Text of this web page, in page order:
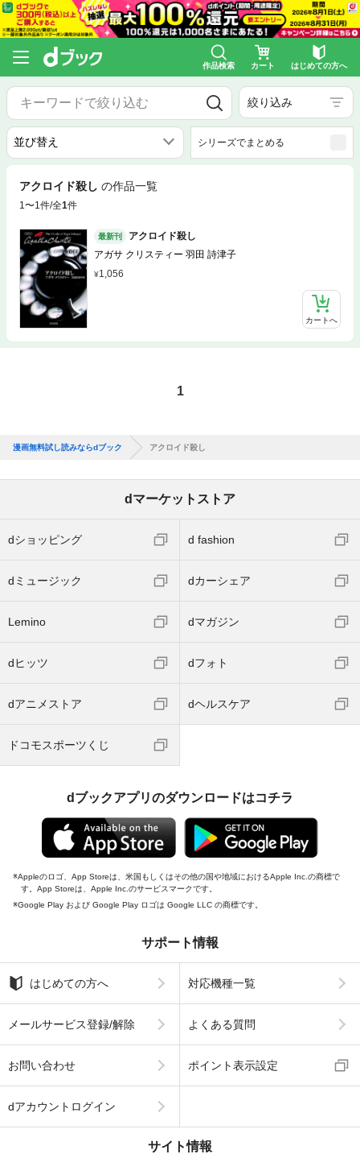
作品検索 カート はじめての方へ
絞り込み
シリーズでまとめる
アクロイド殺し の作品一覧
1〜1件/全1件
最新刊
アクロイド殺し
アガサ クリスティー 羽田 詩津子
1,056
カートへ
1
漫画無料試し読みならdブック アクロイド殺し
dマーケットストア
dショッピング d fashion
dミュージック dカーシェア
Lemino dマガジン
dヒッツ dフォト
dアニメストア dヘルスケア
ドコモスポーツくじ
dブックアプリのダウンロードはコチラ
Appleのロゴ、App Storeは、米国もしくはその他の国や地域におけるApple Inc.の商標で
す。App Storeは、Apple Inc.のサービスマークです。
Google Play および Google Play ロゴは Google LLC の商標です。
サポート情報
はじめての方へ 対応機種一覧
メールサービス登録/解除 よくある質問
お問い合わせ ポイント表示設定
dアカウントログイン
サイト情報